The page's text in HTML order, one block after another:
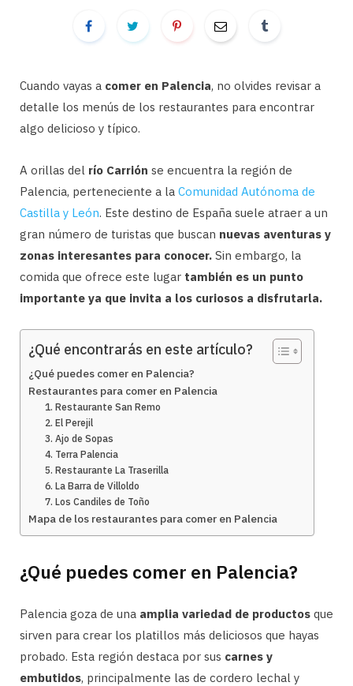
Cuando vayas a comer en Palencia, no olvides revisar a
detalle los menús de los restaurantes para encontrar
algo delicioso y típico.
A orillas del río Carrión se encuentra la región de
Palencia, perteneciente a la Comunidad Autónoma de
Castilla y León. Este destino de España suele atraer a un
gran número de turistas que buscan nuevas aventuras y
zonas interesantes para conocer. Sin embargo, la
comida que ofrece este lugar también es un punto
importante ya que invita a los curiosos a disfrutarla.
¿Qué encontrarás en este artículo?
¿Qué puedes comer en Palencia?
Restaurantes para comer en Palencia
1. Restaurante San Remo
2. El Perejil
3. Ajo de Sopas
4. Terra Palencia
5. Restaurante La Traserilla
6. La Barra de Villoldo
7. Los Candiles de Toño
Mapa de los restaurantes para comer en Palencia
¿Qué puedes comer en Palencia?
Palencia goza de una amplia variedad de productos que
sirven para crear los platillos más deliciosos que hayas
probado. Esta región destaca por sus carnes y
embutidos, principalmente las de cordero lechal y